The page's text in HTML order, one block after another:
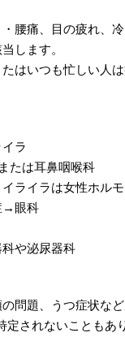
腰痛、目の疲れ、
します。
はいつも忙しい人
ラ
たは耳鼻咽喉科
イライラは女性ホル
→眼科
や泌尿器科
問題、うつ症状など
されないこともあ